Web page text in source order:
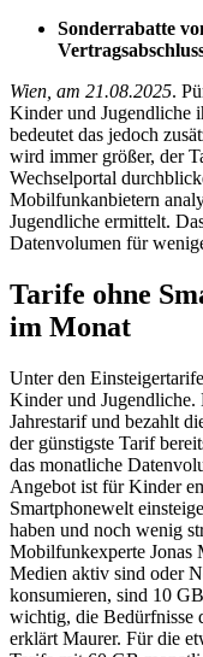
Sonderrabatte
Wien, am 21.08.2025.
Kinder und Jugendliche
bedeutet das jedoch
wird immer größer, der
Wechselportal
Mobilfunkanbietern
Jugendliche ermittelt.
Datenvolumen für
Tarife ohne
im Monat
Unter den
Kinder und Jugendliche.
Jahrestarif und bezahlt
der günstigste Tarif
das monatliche
Angebot ist für Kinder
Smartphonewelt
haben und noch wenig
Mobilfunkexperte Jonas
Medien aktiv sind oder
konsumieren, sind 10
wichtig, die Bedürfnisse
erklärt Maurer. Für die